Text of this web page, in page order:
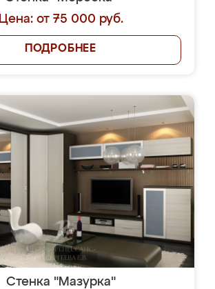
Цена: от 75 000 руб.
ПОДРОБНЕЕ
Стенка "Мазурка"